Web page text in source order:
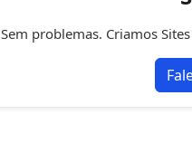
Sem problemas. Criamos